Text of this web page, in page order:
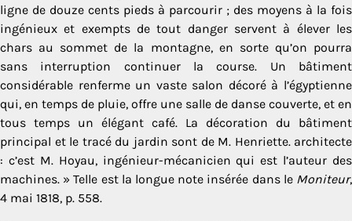
ligne de douze cents pieds à parcourir ; des moyens à la fois
ingénieux et exempts de tout danger servent à élever les
chars au sommet de la montagne, en sorte qu’on pourra
sans interruption continuer la course. Un bâtiment
considérable renferme un vaste salon décoré à l’égyptienne
qui, en temps de pluie, offre une salle de danse couverte, et en
tous temps un élégant café. La décoration du bâtiment
principal et le tracé du jardin sont de M. Henriette. architecte
: c’est M. Hoyau, ingé­nieur-mécanicien qui est l’auteur des
machines. » Telle est la longue note insérée dans le Moniteur,
4 mai 1818, p. 558.